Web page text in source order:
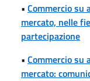
• Commercio su
mercato, nelle
partecipazione
• Commercio su
mercato: